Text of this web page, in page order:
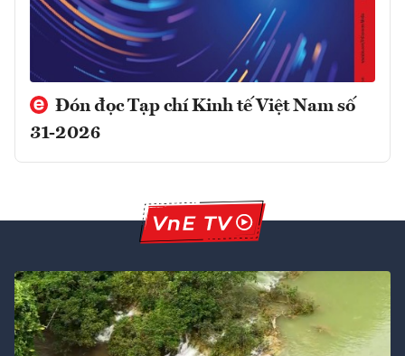
Đón đọc Tạp chí Kinh tế Việt Nam số
31-2026